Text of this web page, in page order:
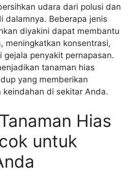
udara dari polusi dan
dalamnya. Beberapa jenis
diyakini dapat membantu
meningkatkan konsentrasi,
gejala penyakit pernapasan.
tanaman hias
yang memberikan
keindahan di sekitar Anda.
Hias
untuk